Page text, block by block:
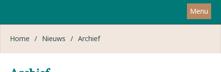
Menu
Home
Strafzaken
Home / Nieuws / Archief